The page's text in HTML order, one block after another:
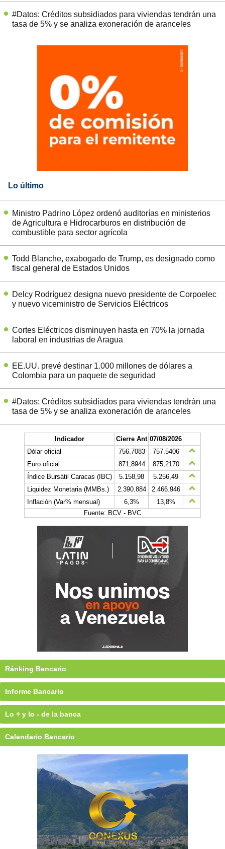
#Datos: Créditos subsidiados para viviendas tendrán una
tasa de 5% y se analiza exoneración de aranceles
Lo último
Ministro Padrino López ordenó auditorías en ministerios
de Agricultura e Hidrocarburos en distribución de
combustible para sector agrícola
Todd Blanche, exabogado de Trump, es designado como
fiscal general de Estados Unidos
Delcy Rodríguez designa nuevo presidente de Corpoelec
y nuevo viceministro de Servicios Eléctricos
Cortes Eléctricos disminuyen hasta en 70% la jornada
laboral en industrias de Aragua
EE.UU. prevé destinar 1.000 millones de dólares a
Colombia para un paquete de seguridad
#Datos: Créditos subsidiados para viviendas tendrán una
tasa de 5% y se analiza exoneración de aranceles
Indicador Cierre Ant 07/08/2026
Dólar oficial
756.7083
757.5406
Euro oficial
871,8944
875,2170
Índice Bursátil Caracas (IBC)
5.158,98
5.256,49
Liquidez Monetaria (MMBs.)
2.390.884
2.466.946
Inflación (Var% mensual)
6,3%
13,8%
Fuente: BCV - BVC
Ránking Bancario
Informe Bancario
Lo + y lo - de la banca
Calendario Bancario